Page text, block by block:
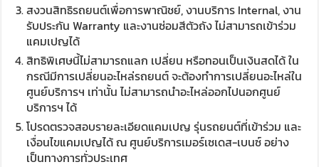
สงวนสิทธิรถยนต์เพื่อการพาณิชย์, งานบริการ Internal, งาน
รับประกัน Warranty และงานซ่อมสีตัวถัง ไม่สามารถเข้าร่วม
แคมเปญได้
สิทธิพิเศษนี้ไม่สามารถแลก เปลี่ยน หรือทอนเป็นเงินสดได้ ใน
กรณีมีการเปลี่ยนอะไหล่รถยนต์ จะต้องทำการเปลี่ยนอะไหล่ใน
ศูนย์บริการฯ เท่านั้น ไม่สามารถนำอะไหล่ออกไปนอกศูนย์
บริการฯ ได้
โปรดตรวจสอบรายละเอียดแคมเปญ รุ่นรถยนต์ที่เข้าร่วม และ
เงื่อนไขแคมเปญได้ ณ ศูนย์บริการเมอร์เซเดส-เบนซ์ อย่าง
เป็นทางการทั่วประเทศ